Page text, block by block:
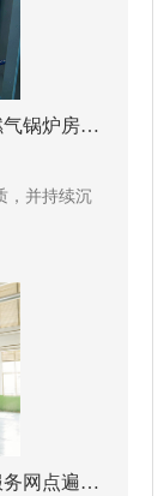
松原20吨卧式燃气蒸汽锅炉,中正锅炉燃气锅炉房优势显著
，并持续沉
延边20吨卧式燃气蒸汽锅炉 中正锅炉服务网点遍布全球